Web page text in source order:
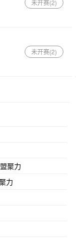
未开赛(2)
未开赛(2)
聚力
力